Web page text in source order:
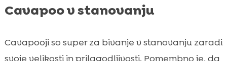
Cavapoo v stanovanju
Cavapooji so super za bivanje v stanovanju zaradi
svoje velikosti in prilagodljivosti. Pomembno je, da